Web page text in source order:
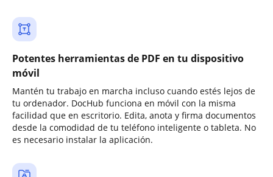
Potentes herramientas de PDF en tu dispositivo
móvil
Mantén tu trabajo en marcha incluso cuando estés lejos de
tu ordenador. DocHub funciona en móvil con la misma
facilidad que en escritorio. Edita, anota y firma documentos
desde la comodidad de tu teléfono inteligente o tableta. No
es necesario instalar la aplicación.